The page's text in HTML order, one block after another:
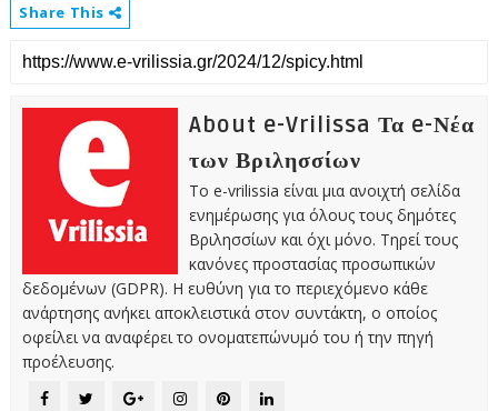
Share This
About e-Vrilissa Τα e-Νέα
των Βριλησσίων
Το e-vrilissia είναι μια ανοιχτή σελίδα
ενημέρωσης για όλους τους δημότες
Βριλησσίων και όχι μόνο. Τηρεί τους
κανόνες προστασίας προσωπικών
δεδομένων (GDPR). Η ευθύνη για το περιεχόμενο κάθε
ανάρτησης ανήκει αποκλειστικά στον συντάκτη, ο οποίος
οφείλει να αναφέρει το ονοματεπώνυμό του ή την πηγή
προέλευσης.